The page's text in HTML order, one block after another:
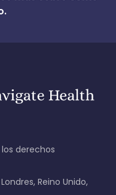
derechos
Reino Unido,